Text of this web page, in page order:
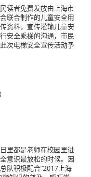
读者免费发放由上海市
联合制作的儿童安全用
资料，宣传灌输儿童安
安全乘梯的沟通，市民
次电梯安全宣传活动予
里都是老师在校园里进
意识最放松的时候。因
队积极配合“2017上海